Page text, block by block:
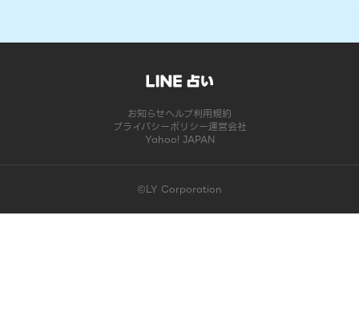
お知らせヘルプ利用規約
プライバシーポリシー運営会社
Yahoo! JAPAN
©LY Corporation
このコンテンツは掲載が終了しました | LINE占い